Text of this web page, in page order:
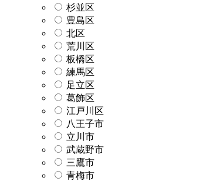
杉並区
豊島区
北区
荒川区
板橋区
練馬区
足立区
葛飾区
江戸川区
八王子市
立川市
武蔵野市
三鷹市
青梅市